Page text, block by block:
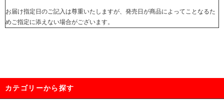
お届け指定日のご記入は尊重いたしますが、発売日が商品によってことなるた
めご指定に添えない場合がございます。
カテゴリーから探す